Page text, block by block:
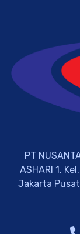
PT
ASHARI 1,
Jakarta